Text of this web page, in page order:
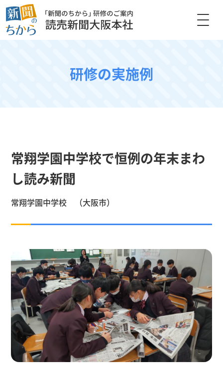
研修の実施例
常翔学園中学校で恒例の年末まわ
し読み新聞
常翔学園中学校 （大阪市）